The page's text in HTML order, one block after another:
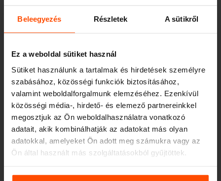
Beleegyezés Részletek A sütikről
Ez a weboldal sütiket használ
Sütiket használunk a tartalmak és hirdetések személyre
szabásához, közösségi funkciók biztosításához,
valamint weboldalforgalmunk elemzéséhez. Ezenkívül
közösségi média-, hirdető- és elemező partnereinkkel
megosztjuk az Ön weboldalhasználatra vonatkozó
adatait, akik kombinálhatják az adatokat más olyan
adatokkal, amelyeket Ön adott meg számukra vagy az
Ön által használt más szolgáltatásokból gyűjtöttek.
További információért kérjük, látogasson el aPrinciples
Seattle – Popup park